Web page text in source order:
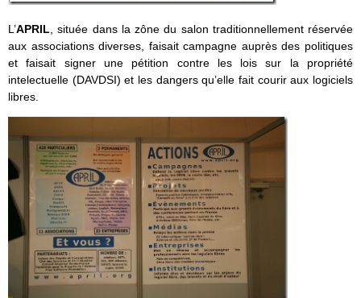
L’APRIL , située dans la zône du salon traditionnellement réservée
aux associations diverses, faisait campagne auprès des politiques
et faisait signer une pétition contre les lois sur la propriété
intelectuelle (DAVDSI) et les dangers qu’elle fait courir aux logiciels
libres.